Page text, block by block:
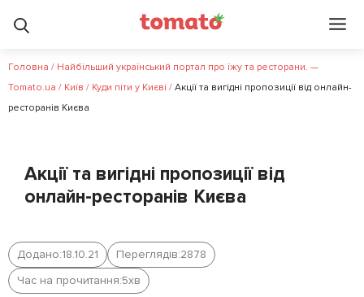
Головна / Найбільший український портал про їжу та ресторани. —
Tomato.ua / Київ / Куди піти у Києві / Акції та вигідні пропозиції від онлайн-
ресторанів Києва
Акції та вигідні пропозиції від
онлайн-ресторанів Києва
Додано:18.10.21 Переглядів:2878
Час на прочитання:5хв